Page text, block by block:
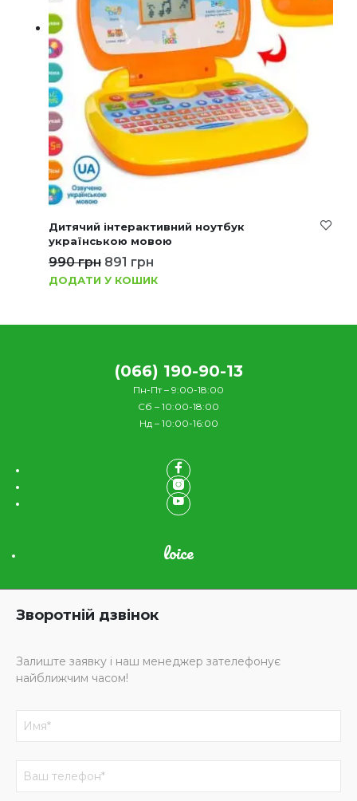
Дитячий інтерактивний ноутбук
українською мовою
990грн 891 грн
ДОДАТИ У КОШИК
(066) 190-90-13
Пн-Пт – 9:00-18:00
Сб – 10:00-18:00
Нд – 10:00-16:00
loice
Зворотній дзвінок
Залиште заявку і наш менеджер зателефонує
найближчим часом!